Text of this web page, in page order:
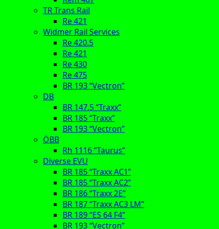
TR Trans Rail
Re 421
Widmer Rail Services
Re 420.5
Re 421
Re 430
Re 475
BR 193 “Vectron”
DB
BR 147.5 “Traxx”
BR 185 “Traxx”
BR 193 “Vectron”
ÖBB
Rh 1116 “Taurus”
Diverse EVU
BR 185 “Traxx AC1”
BR 185 “Traxx AC2”
BR 186 “Traxx 2E”
BR 187 “Traxx AC3 LM”
BR 189 “ES 64 F4”
BR 193 “Vectron”